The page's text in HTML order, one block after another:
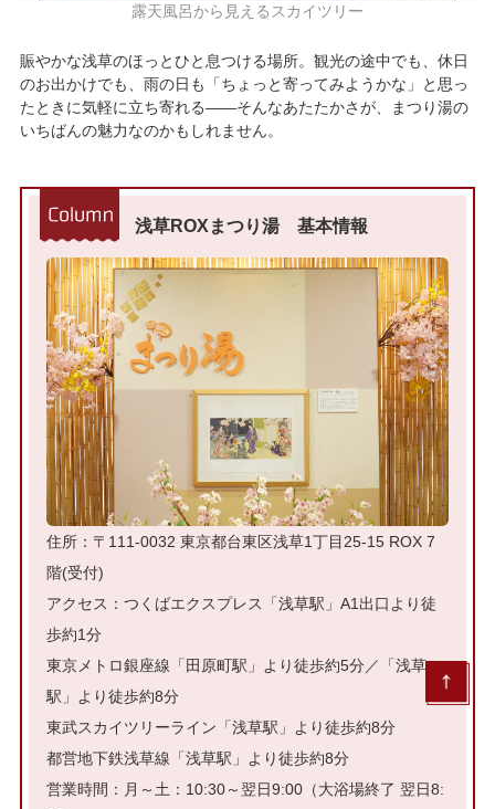
露天風呂から見えるスカイツリー
賑やかな浅草のほっとひと息つける場所。観光の途中でも、休日
のお出かけでも、雨の日も「ちょっと寄ってみようかな」と思っ
たときに気軽に立ち寄れる——そんなあたたかさが、まつり湯の
いちばんの魅力なのかもしれません。
浅草ROXまつり湯 基本情報
住所：〒111-0032 東京都台東区浅草1丁目25-15 ROX 7
階(受付)
アクセス：つくばエクスプレス「浅草駅」A1出口より徒
歩約1分
東京メトロ銀座線「田原町駅」より徒歩約5分／「浅草
駅」より徒歩約8分
東武スカイツリーライン「浅草駅」より徒歩約8分
都営地下鉄浅草線「浅草駅」より徒歩約8分
営業時間：月～土：10:30～翌日9:00（大浴場終了 翌日8: